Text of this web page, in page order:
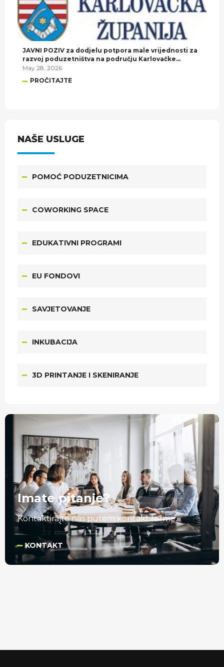
JAVNI POZIV za dodjelu potpora male vrijednosti za
razvoj poduzetništva na području Karlovačke
županije u 2026. godini.
May 28, 2026
PROČITAJTE
NAŠE USLUGE
POMOĆ PODUZETNICIMA
COWORKING SPACE
EDUKATIVNI PROGRAMI
EU FONDOVI
SAVJETOVANJE
INKUBACIJA
3D PRINTANJE I SKENIRANJE
Imate pitanje?
Kontaktirajte nas putem kontakt forme.
KONTAKT